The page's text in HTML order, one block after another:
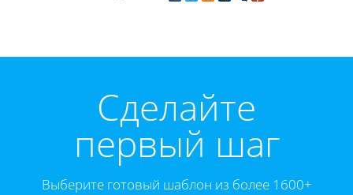
Cделайте
первый шаг
Выберите готовый шаблон из более 1600+